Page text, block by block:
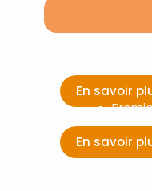
En savoir
En savoir